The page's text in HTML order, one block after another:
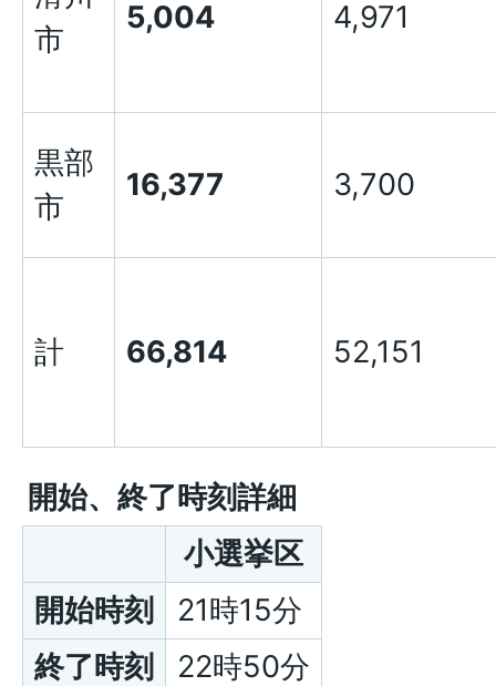
市
5,004 4,971
黒部
市
16,377 3,700
計 66,814 52,151
開始、終了時刻詳細
小選挙区
開始時刻
21時15分
終了時刻
22時50分